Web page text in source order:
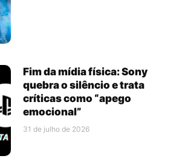
Fim da mídia física: Sony
quebra o silêncio e trata
críticas como “apego
emocional”
31 de julho de 2026